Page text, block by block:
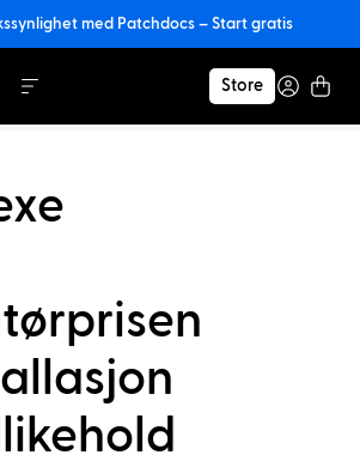
med Patchdocs – Start gratis
Store